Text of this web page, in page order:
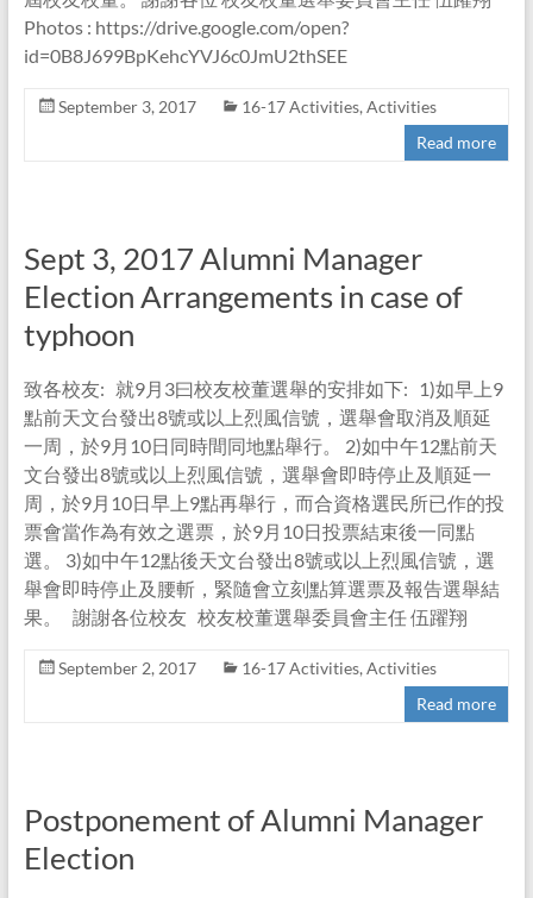
Photos : https://drive.google.com/open?
id=0B8J699BpKehcYVJ6c0JmU2thSEE
September 3, 2017 16-17 Activities, Activities
Read more
Sept 3, 2017 Alumni Manager
Election Arrangements in case of
typhoon
致各校友: 就9月3曰校友校董選舉的安排如下: 1)如早上9
點前天文台發出8號或以上烈風信號，選舉會取消及順延
一周，於9月10日同時間同地點舉行。 2)如中午12點前天
文台發出8號或以上烈風信號，選舉會即時停止及順延一
周，於9月10日早上9點再舉行，而合資格選民所已作的投
票會當作為有效之選票，於9月10日投票結束後一同點
選。 3)如中午12點後天文台發出8號或以上烈風信號，選
舉會即時停止及腰斬，緊隨會立刻點算選票及報告選舉結
果。 謝謝各位校友 校友校董選舉委員會主任 伍躍翔
September 2, 2017 16-17 Activities, Activities
Read more
Postponement of Alumni Manager
Election